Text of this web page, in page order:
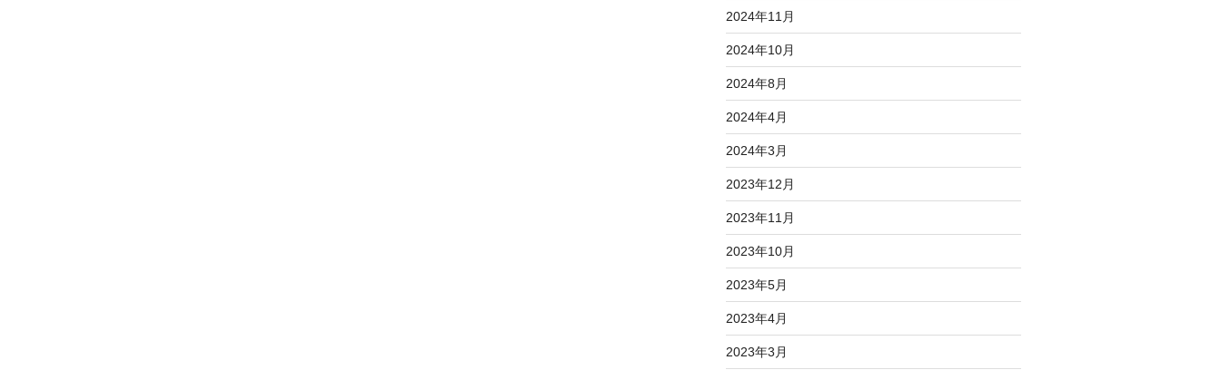
2024年11月
2024年10月
2024年8月
2024年4月
2024年3月
2023年12月
2023年11月
2023年10月
2023年5月
2023年4月
2023年3月